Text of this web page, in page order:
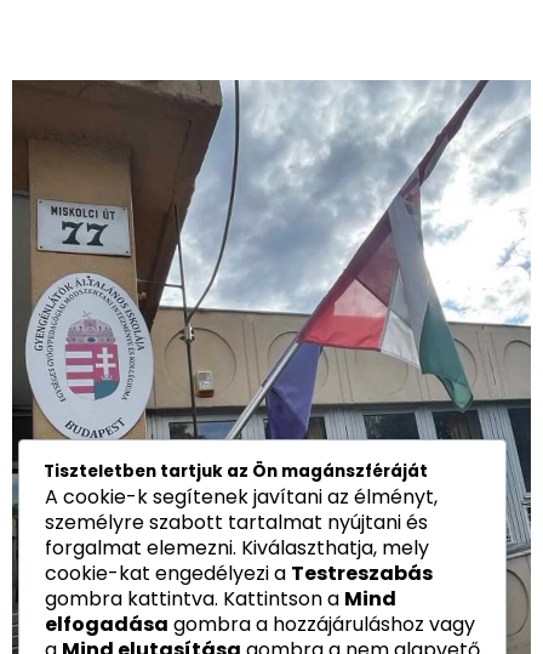
Tiszteletben tartjuk az Ön magánszféráját
A cookie-k segítenek javítani az élményt,
személyre szabott tartalmat nyújtani és
forgalmat elemezni. Kiválaszthatja, mely
cookie-kat engedélyezi a Testreszabás
gombra kattintva. Kattintson a Mind
elfogadása gombra a hozzájáruláshoz vagy